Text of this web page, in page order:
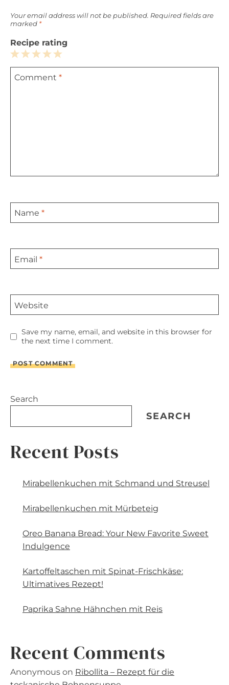
Your email address will not be published. Required fields are
marked *
Recipe rating
5
Stars
4
Stars
3
Stars
2
Stars
1
Star
Comment *
Name *
Email *
Website
Save my name, email, and website in this browser for
the next time I comment.
Search
SEARCH
Recent Posts
Mirabellenkuchen mit Schmand und Streusel
Mirabellenkuchen mit Mürbeteig
Oreo Banana Bread: Your New Favorite Sweet
Indulgence
Kartoffeltaschen mit Spinat-Frischkäse:
Ultimatives Rezept!
Paprika Sahne Hähnchen mit Reis
Recent Comments
Anonymous on Ribollita – Rezept für die